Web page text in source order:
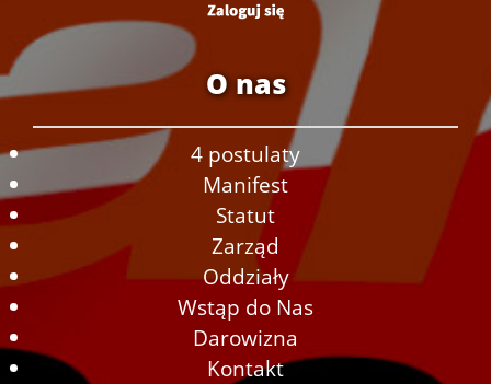
O nas
4 postulaty
Manifest
Statut
Zarząd
Oddziały
Wstąp do Nas
Darowizna
Kontakt